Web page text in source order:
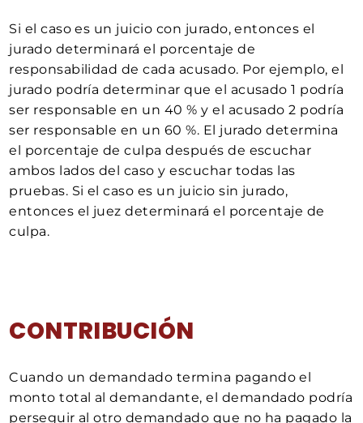
Si el caso es un juicio con jurado, entonces el
jurado determinará el porcentaje de
responsabilidad de cada acusado. Por ejemplo, el
jurado podría determinar que el acusado 1 podría
ser responsable en un 40 % y el acusado 2 podría
ser responsable en un 60 %. El jurado determina
el porcentaje de culpa después de escuchar
ambos lados del caso y escuchar todas las
pruebas. Si el caso es un juicio sin jurado,
entonces el juez determinará el porcentaje de
culpa.
CONTRIBUCIÓN
Cuando un demandado termina pagando el
monto total al demandante, el demandado podría
perseguir al otro demandado que no ha pagado la